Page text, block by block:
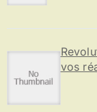
vos